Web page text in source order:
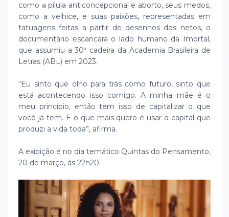
como a pílula anticoncepcional e aborto, seus medos,
como a velhice, e suas paixões, representadas em
tatuagens feitas a partir de desenhos dos netos, o
documentário escancara o lado humano da Imortal,
que assumiu a 30ª cadeira da Academia Brasileira de
Letras (ABL) em 2023.
“Eu sinto que olho para trás como futuro, sinto que
está acontecendo isso comigo. A minha mãe é o
meu princípio, então tem isso de capitalizar o que
você já tem. E o que mais quero é usar o capital que
produzi a vida toda”, afirma.
A exibição é no dia temático Quintas do Pensamento,
20 de março, às 22h20.